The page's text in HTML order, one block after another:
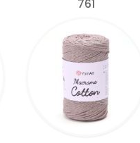
761